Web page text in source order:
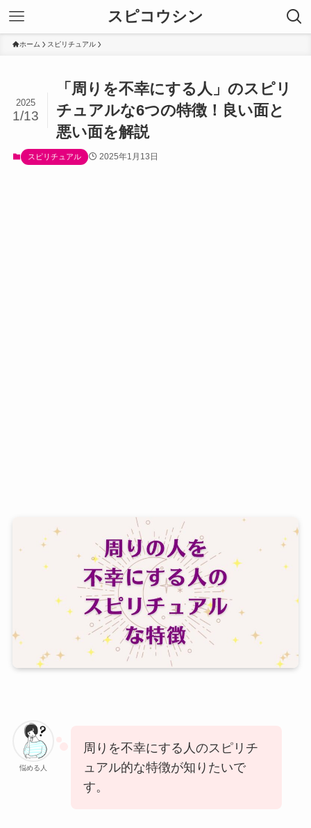
スピコウシン
ホーム スピリチュアル
「周りを不幸にする人」のスピリ
チュアルな6つの特徴！良い面と
悪い面を解説
2025
1/13
スピリチュアル 2025年1月13日
悩める人
周りを不幸にする人のスピリチ
ュアル的な特徴が知りたいで
す。